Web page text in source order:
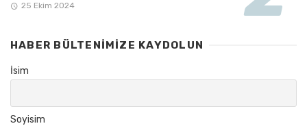
25 Ekim 2024
HABER BÜLTENIMIZE KAYDOLUN
İsim
Soyisim